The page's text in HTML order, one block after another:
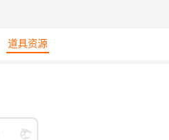
道具资源